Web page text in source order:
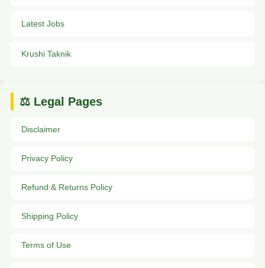
Latest Jobs
Krushi Taknik
⚖️ Legal Pages
Disclaimer
Privacy Policy
Refund & Returns Policy
Shipping Policy
Terms of Use